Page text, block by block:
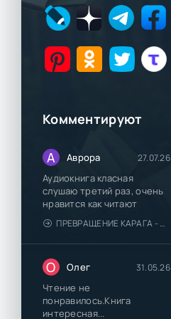
Комментируют
А Аврора 27.07.26
Аудиокнига класная
слушаю третий раз, очень
нравится как читают
ПРЕВРАЩЕНИЕ КАРАГА - КАТЯ БРАНДИС
О Олег 31.05.26
Чтение не
понравилось.Книга
интересная...